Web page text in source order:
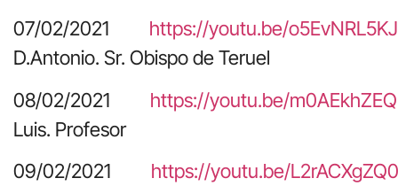
07/02/2021 https://youtu.be/
D.Antonio. Sr. Obispo de Teruel
08/02/2021 https://youtu.be/
Luis. Profesor
09/02/2021 https://youtu.be/